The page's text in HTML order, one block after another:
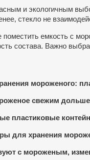
и экологичным
стекло не
емкость с
состава. Важно
мороженого:
свежим
пластиковые
для хранения
с мороженым,